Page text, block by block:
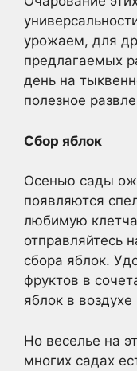
урожаем, для
предлагаемых
день на
полезное
Сбор яблок
Осенью сады
появляются
любимую
отправляйтесь
сбора яблок.
фруктов в
яблок в
Но веселье на
многих садах